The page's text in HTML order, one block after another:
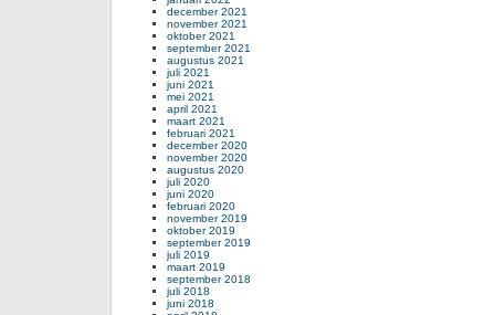
december 2021
november 2021
oktober 2021
september 2021
augustus 2021
juli 2021
juni 2021
mei 2021
april 2021
maart 2021
februari 2021
december 2020
november 2020
augustus 2020
juli 2020
juni 2020
februari 2020
november 2019
oktober 2019
september 2019
juli 2019
maart 2019
september 2018
juli 2018
juni 2018